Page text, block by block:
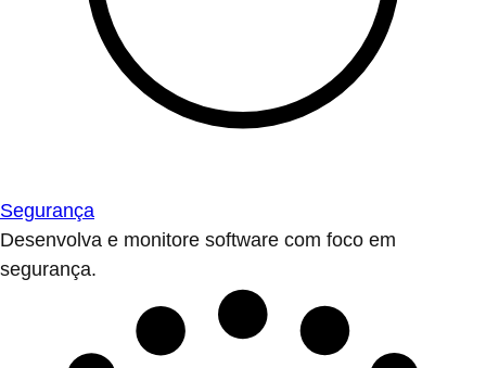
Segurança
Desenvolva e monitore software com foco em
segurança.